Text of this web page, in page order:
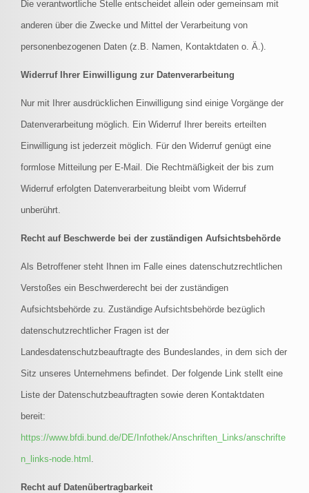
Die verantwortliche Stelle entscheidet allein oder gemeinsam mit
anderen über die Zwecke und Mittel der Verarbeitung von
personenbezogenen Daten (z.B. Namen, Kontaktdaten o. Ä.).
Widerruf Ihrer Einwilligung zur Datenverarbeitung
Nur mit Ihrer ausdrücklichen Einwilligung sind einige Vorgänge der
Datenverarbeitung möglich. Ein Widerruf Ihrer bereits erteilten
Einwilligung ist jederzeit möglich. Für den Widerruf genügt eine
formlose Mitteilung per E-Mail. Die Rechtmäßigkeit der bis zum
Widerruf erfolgten Datenverarbeitung bleibt vom Widerruf
unberührt.
Recht auf Beschwerde bei der zuständigen Aufsichtsbehörde
Als Betroffener steht Ihnen im Falle eines datenschutzrechtlichen
Verstoßes ein Beschwerderecht bei der zuständigen
Aufsichtsbehörde zu. Zuständige Aufsichtsbehörde bezüglich
datenschutzrechtlicher Fragen ist der
Landesdatenschutzbeauftragte des Bundeslandes, in dem sich der
Sitz unseres Unternehmens befindet. Der folgende Link stellt eine
Liste der Datenschutzbeauftragten sowie deren Kontaktdaten
bereit:
https://www.bfdi.bund.de/DE/Infothek/Anschriften_Links/anschrifte
n_links-node.html .
Recht auf Datenübertragbarkeit